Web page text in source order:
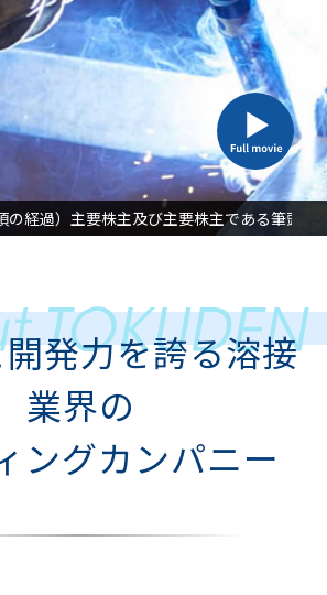
の経過）主要株主及び主要株主である筆頭
発力を誇る溶接
業界の
ングカンパニー